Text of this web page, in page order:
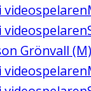
i videospelaren
i videospelaren
Grönvall (M)
i videospelaren